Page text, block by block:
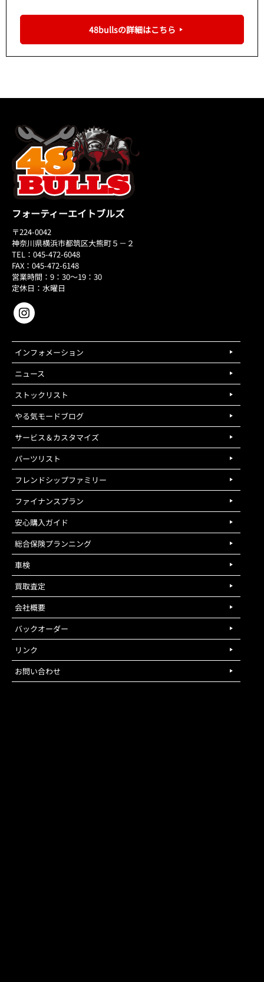
48bullsの詳細はこちら
フォーティーエイトブルズ
〒224-0042
神奈川県横浜市都筑区大熊町５－２
TEL：045-472-6048
FAX：045-472-6148
営業時間：9：30～19：30
定休日：水曜日
インフォメーション
ニュース
ストックリスト
やる気モードブログ
サービス＆カスタマイズ
パーツリスト
フレンドシップファミリー
ファイナンスプラン
安心購入ガイド
総合保険プランニング
車検
買取査定
会社概要
バックオーダー
リンク
お問い合わせ